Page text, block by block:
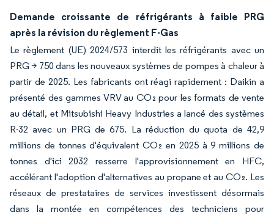
Demande croissante de réfrigérants à faible PRG
après la révision du règlement F-Gas
Le règlement (UE) 2024/573 interdit les réfrigérants avec un
PRG > 750 dans les nouveaux systèmes de pompes à chaleur à
partir de 2025. Les fabricants ont réagi rapidement : Daikin a
présenté des gammes VRV au CO₂ pour les formats de vente
au détail, et Mitsubishi Heavy Industries a lancé des systèmes
R-32 avec un PRG de 675. La réduction du quota de 42,9
millions de tonnes d'équivalent CO₂ en 2025 à 9 millions de
tonnes d'ici 2032 resserre l'approvisionnement en HFC,
accélérant l'adoption d'alternatives au propane et au CO₂. Les
réseaux de prestataires de services investissent désormais
dans la montée en compétences des techniciens pour